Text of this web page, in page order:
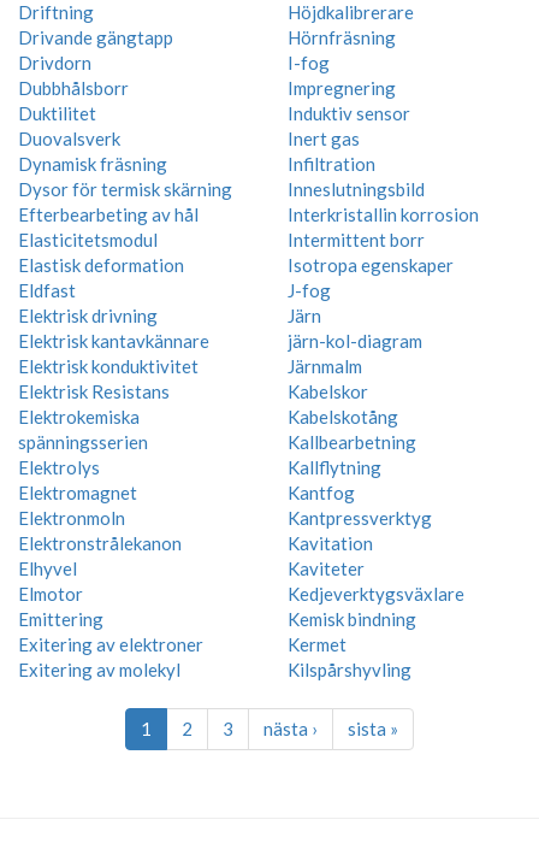
Driftning
Drivande gängtapp
Drivdorn
Dubbhålsborr
Duktilitet
Duovalsverk
Dynamisk fräsning
Dysor för termisk skärning
Efterbearbeting av hål
Elasticitetsmodul
Elastisk deformation
Eldfast
Elektrisk drivning
Elektrisk kantavkännare
Elektrisk konduktivitet
Elektrisk Resistans
Elektrokemiska
spänningsserien
Elektrolys
Elektromagnet
Elektronmoln
Elektronstrålekanon
Elhyvel
Elmotor
Emittering
Exitering av elektroner
Exitering av molekyl
Höjdkalibrerare
Hörnfräsning
I-fog
Impregnering
Induktiv sensor
Inert gas
Infiltration
Inneslutningsbild
Interkristallin korrosion
Intermittent borr
Isotropa egenskaper
J-fog
Järn
järn-kol-diagram
Järnmalm
Kabelskor
Kabelskotång
Kallbearbetning
Kallflytning
Kantfog
Kantpressverktyg
Kavitation
Kaviteter
Kedjeverktygsväxlare
Kemisk bindning
Kermet
Kilspårshyvling
1 2 3 nästa › sista »